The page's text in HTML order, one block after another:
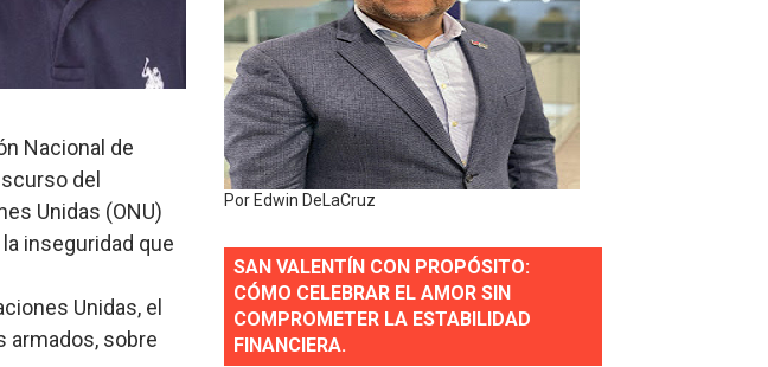
nacimiento en municipios pequeños
excelencia en el sector gastronómico
del mundo
para fortalecer gestión comunicacional en salud
destempladas sobre Presa de Guaiguí: "Es ignorancia supina"
dominicana
Nacional de
del
Unidas (ONU)
inseguridad que
Unidas, el
armados, sobre
Por Edwin DeLaCruz
SAN VALENTÍN CON PROPÓSITO:
CÓMO CELEBRAR EL AMOR SIN
COMPROMETER LA ESTABILIDAD
FINANCIERA.